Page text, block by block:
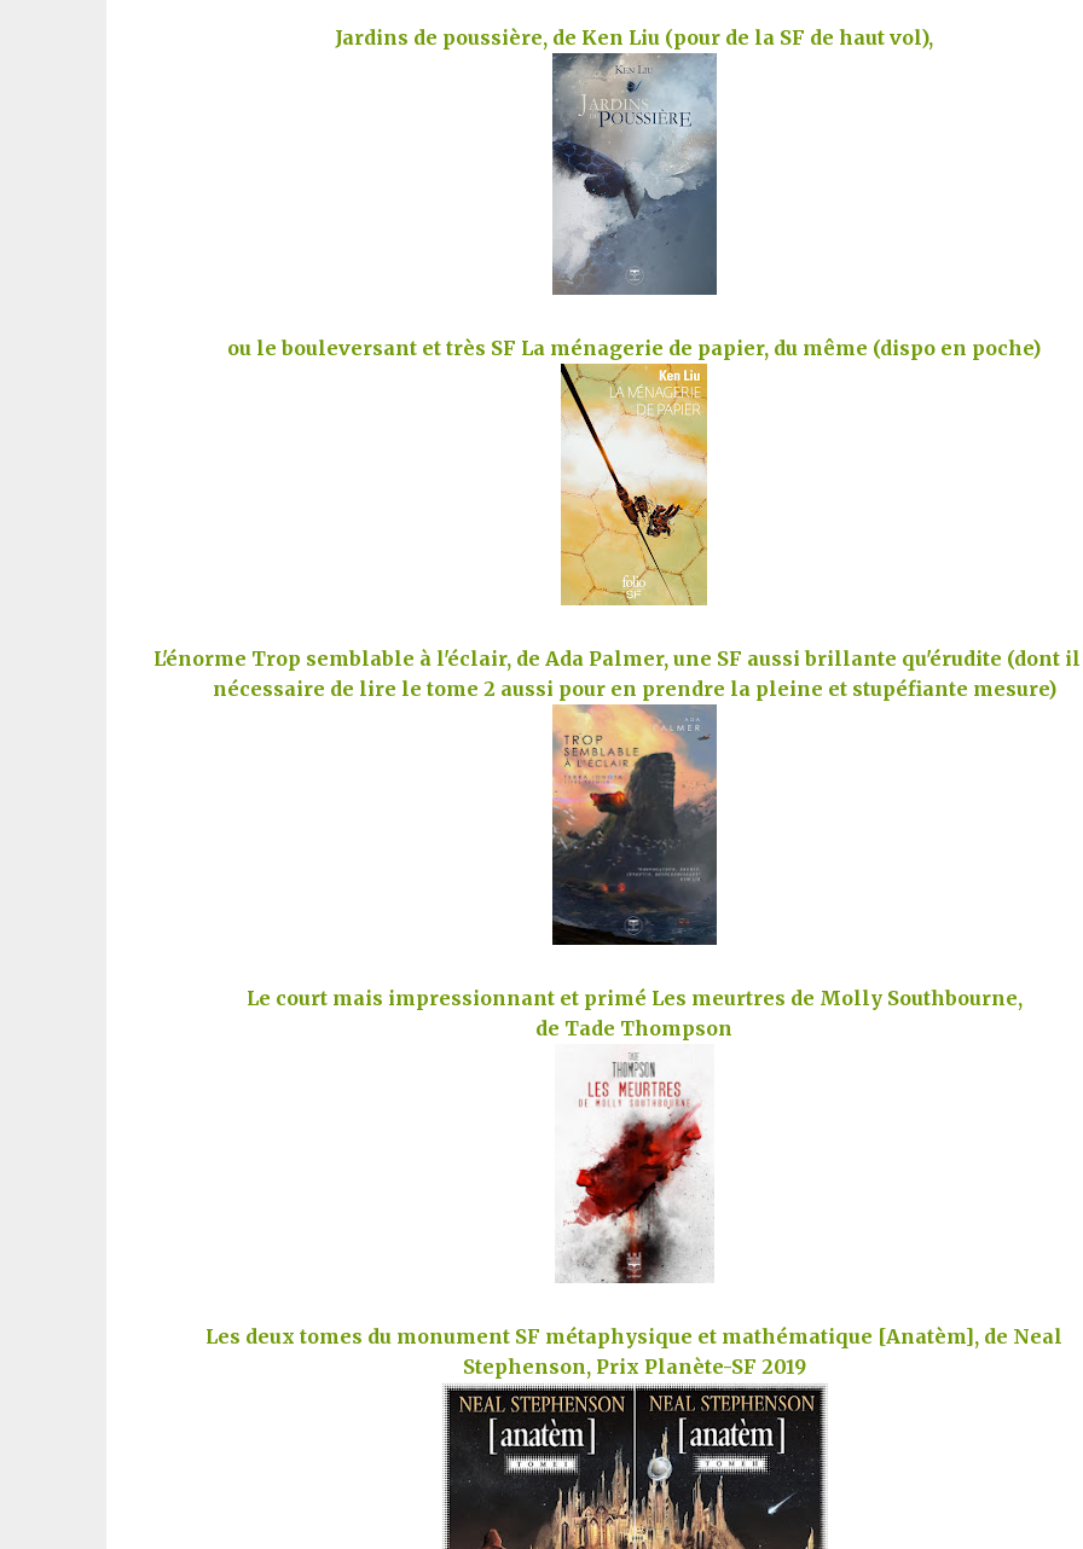
Jardins de poussière, de Ken Liu (pour de la SF de haut vol),
ou le bouleversant et très SF La ménagerie de papier, du même (dispo en poche)
L'énorme Trop semblable à l'éclair, de Ada Palmer, une SF aussi brillante qu'érudite (dont il
nécessaire de lire le tome 2 aussi pour en prendre la pleine et stupéfiante mesure)
Le court mais impressionnant et primé Les meurtres de Molly Southbourne,
de Tade Thompson
Les deux tomes du monument SF métaphysique et mathématique [Anatèm], de Neal
Stephenson,Prix Planète-SF 2019